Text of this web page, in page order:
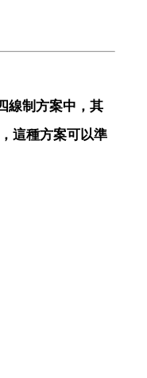
線制方案中，其
這種方案可以準